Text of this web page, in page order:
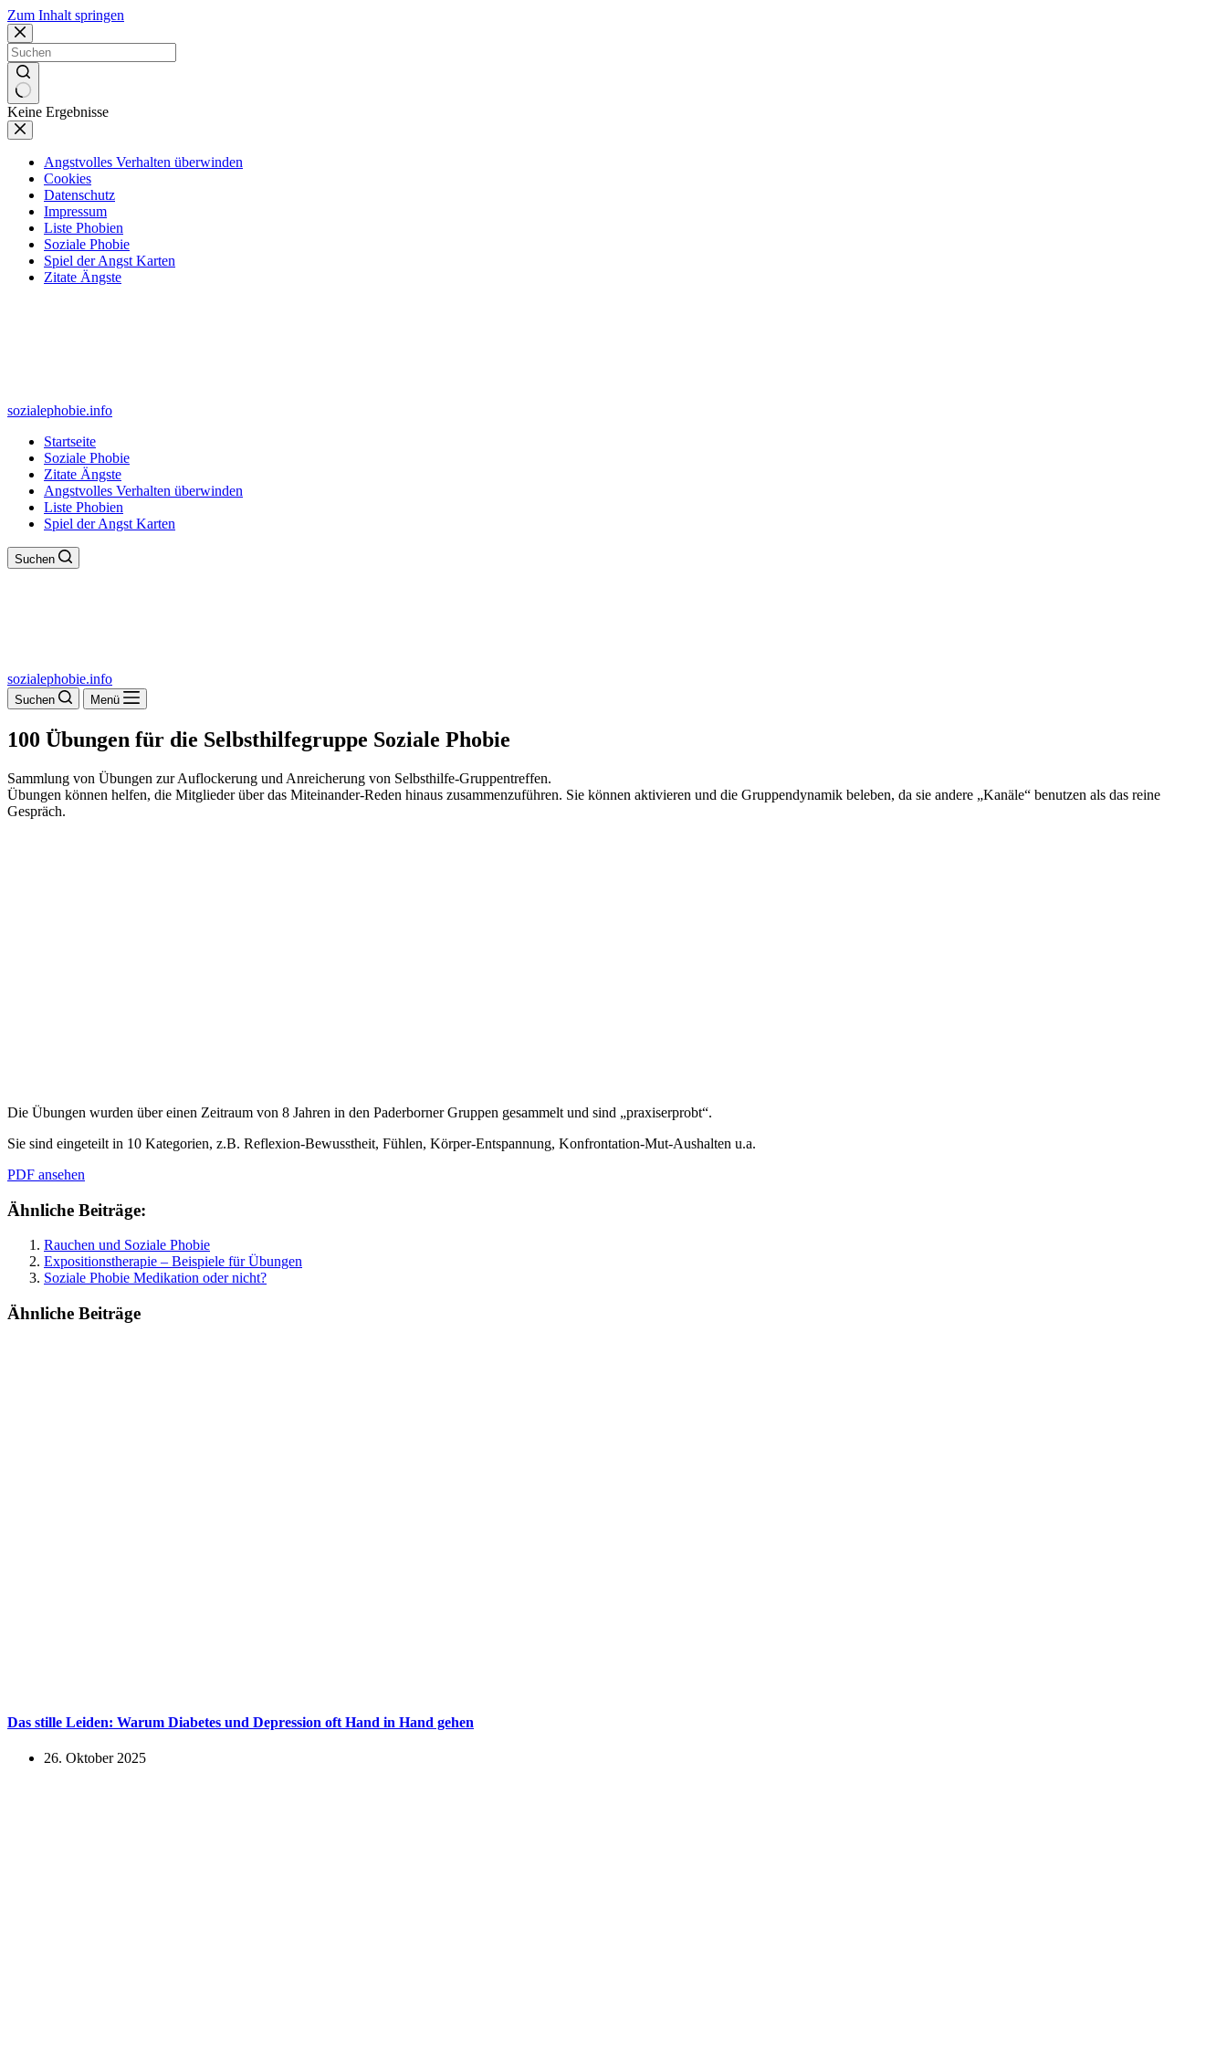
Zum Inhalt springen
Keine Ergebnisse
Angstvolles Verhalten überwinden
Cookies
Datenschutz
Impressum
Liste Phobien
Soziale Phobie
Spiel der Angst Karten
Zitate Ängste
sozialephobie.info
Startseite
Soziale Phobie
Zitate Ängste
Angstvolles Verhalten überwinden
Liste Phobien
Spiel der Angst Karten
Suchen
sozialephobie.info
Suchen Menü
100 Übungen für die Selbsthilfegruppe Soziale Phobie
Sammlung von Übungen zur Auflockerung und Anreicherung von Selbsthilfe-Gruppentreffen.
Übungen können helfen, die Mitglieder über das Miteinander-Reden hinaus zusammenzuführen. Sie können aktivieren und die Gruppendynamik beleben, da sie andere „Kanäle“ benutzen als das reine
Gespräch.
Die Übungen wurden über einen Zeitraum von 8 Jahren in den Paderborner Gruppen gesammelt und sind „praxiserprobt“.
Sie sind eingeteilt in 10 Kategorien, z.B. Reflexion-Bewusstheit, Fühlen, Körper-Entspannung, Konfrontation-Mut-Aushalten u.a.
PDF ansehen
Ähnliche Beiträge:
Rauchen und Soziale Phobie
Expositionstherapie – Beispiele für Übungen
Soziale Phobie Medikation oder nicht?
Ähnliche Beiträge
Das stille Leiden: Warum Diabetes und Depression oft Hand in Hand gehen
26. Oktober 2025